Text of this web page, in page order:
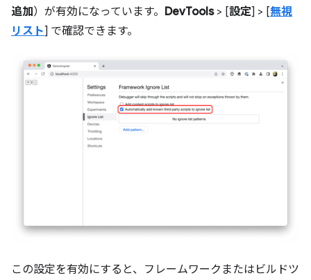
追加）が有効になっています。 DevTools> [設定] > [無視
リスト] で確認できます。
この設定を有効にすると、フレームワークまたはビルドツ